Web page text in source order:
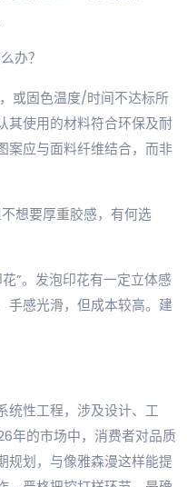
办？
或固色温度/时间不达标所
其使用的材料符合环保及耐
案应与面料纤维结合，而非
想要厚重胶感，有何选
”。发泡印花有一定立体感
手感光滑，但成本较高。建
统性工程，涉及设计、工
年的市场中，消费者对品质
规划，与像雅森漫这样能提